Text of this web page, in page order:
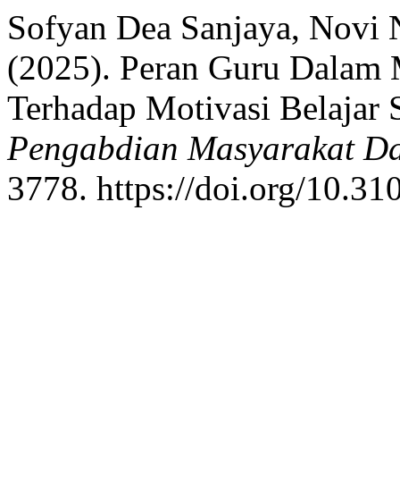
Sofyan Dea Sanjaya,
(2025). Peran Guru
Terhadap Motivasi Belajar
Pengabdian Masyarakat
3778. https://doi.org/